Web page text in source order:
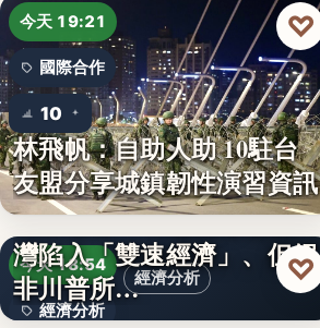
今天 19:21
國際合作
10
林飛帆：自助人助 10駐台
友盟分享城鎮韌性演習資訊
♡
經濟分析
今天 18:54
經濟分析
澳洲智庫：AI發展導致台
灣陷入「雙速經濟」、但絕
非川普所…
♡